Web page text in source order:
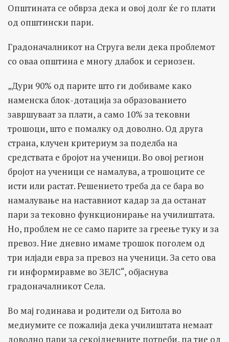
Општината се обврза дека и овој долг ќе го плати
од општински пари.
Градоначалникот на Струга вели дека проблемот
со оваа општина е многу длабок и сериозен.
„Дури 90% од парите што ги добиваме како
наменска блок-дотација за образованието
завршуваат за плати, а само 10% за тековни
трошоци, што е помалку од доволно. Од друга
страна, клучен критериум за поделба на
средствата е бројот на ученици. Во овој регион
бројот на ученици се намалува, а трошоците се
исти или растат. Решението треба да се бара во
намалување на наставниот кадар за да останат
пари за тековно функционирање на училиштата.
Но, проблем не се само парите за греење туку и за
превоз. Ние дневно имаме трошок поголем од
три илјади евра за превоз на ученици. За сето ова
ги информиравме во ЗЕЛС“, објаснува
градоначалникот Села.
Во мај годинава и родители од Битола во
медиумите се пожалија дека училиштата немаат
доволно пари за секојдневните потреби, па тие од